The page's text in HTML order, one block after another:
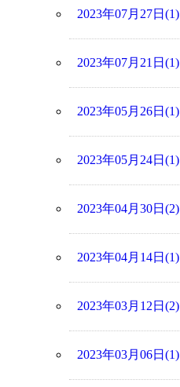
2023年07月27日(1)
2023年07月21日(1)
2023年05月26日(1)
2023年05月24日(1)
2023年04月30日(2)
2023年04月14日(1)
2023年03月12日(2)
2023年03月06日(1)